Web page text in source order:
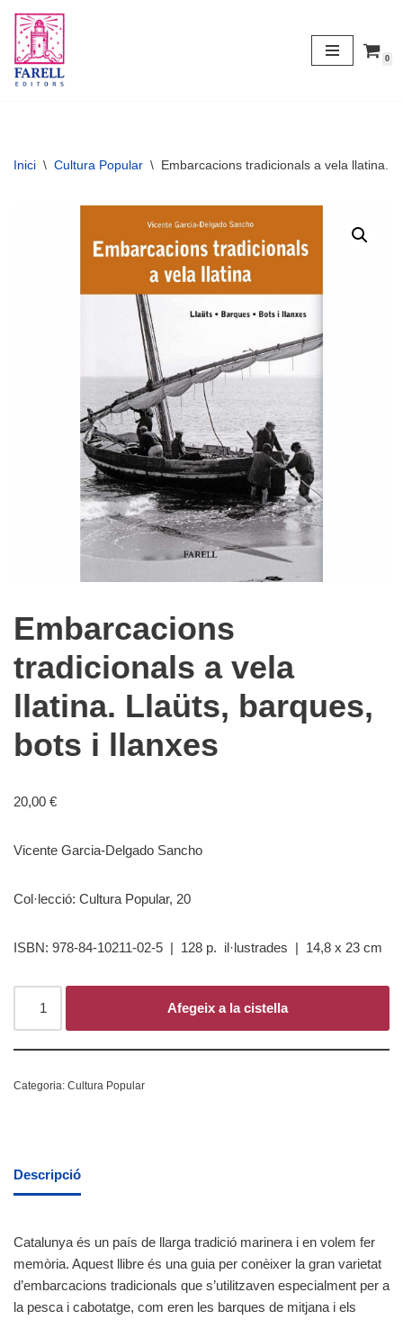
Vés
al
contingut
0
Inici \ Cultura Popular \ Embarcacions tradicionals a vela llatina.
Embarcacions
tradicionals a vela
llatina. Llaüts, barques,
bots i llanxes
20,00 €
Vicente Garcia-Delgado Sancho
Col·lecció: Cultura Popular, 20
ISBN: 978-84-10211-02-5 | 128 p. il·lustrades | 14,8 x 23 cm
Afegeix a la cistella
Categoria: Cultura Popular
Descripció
Catalunya és un país de llarga tradició marinera i en volem fer
memòria. Aquest llibre és una guia per conèixer la gran varietat
d’embarcacions tradicionals que s’utilitzaven especialment per a
la pesca i cabotatge, com eren les barques de mitjana i els